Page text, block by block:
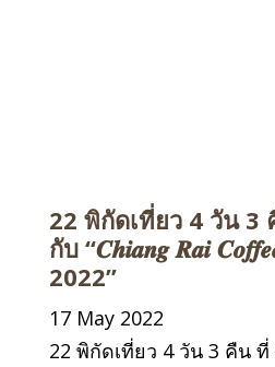
22 พิกัดเที่ยว 4 วัน 3
กับ “𝑪𝒉𝒊𝒂𝒏𝒈 𝑹𝒂𝒊
2022”
17 May 2022
22 พิกัดเที่ยว 4 วัน 3 คืน